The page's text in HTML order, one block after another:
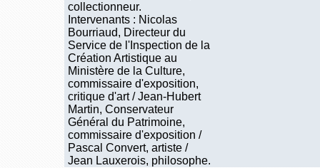
collectionneur.
Intervenants : Nicolas
Bourriaud, Directeur du
Service de l'Inspection de la
Création Artistique au
Ministère de la Culture,
commissaire d'exposition,
critique d'art / Jean-Hubert
Martin, Conservateur
Général du Patrimoine,
commissaire d'exposition /
Pascal Convert, artiste /
Jean Lauxerois, philosophe.